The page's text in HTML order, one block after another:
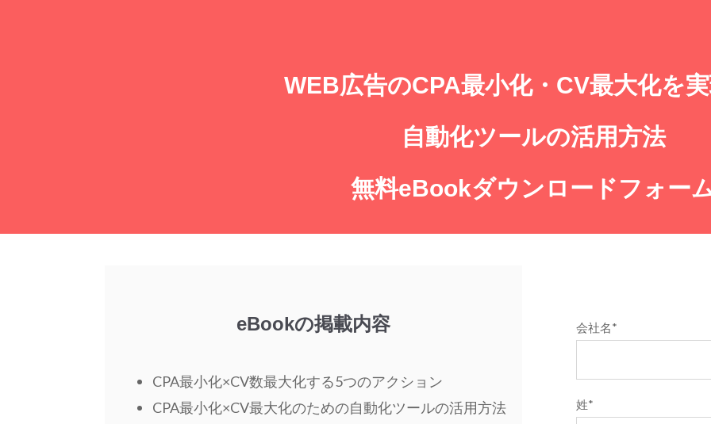
WEB広告のCPA最小化・CV最大化を
自動化ツールの活用方法
無料eBookダウンロードフォー
eBookの掲載内容
CPA最小化×CV数最大化する5つのアクション
CPA最小化×CV最大化のための自動化ツールの活用方法
会社名*
姓*